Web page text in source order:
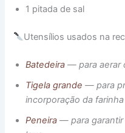
1 pitada de sal
Utensílios usados na
Batedeira— para aerar
Tigela grande — para
incorporação da farinha
Peneira — para garantir